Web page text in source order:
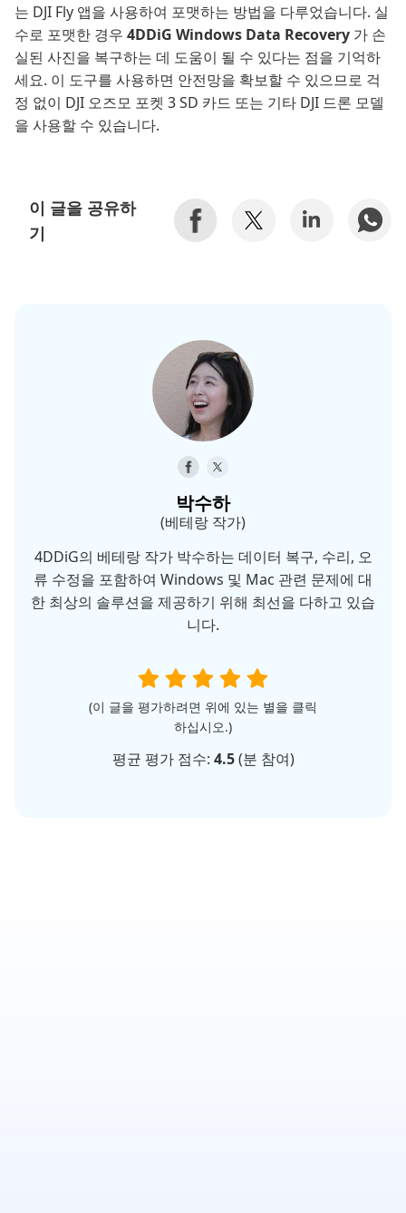
는 DJI Fly 앱을 사용하여 포맷하는 방법을 다루었습니다. 실
수로 포맷한 경우 4DDiG Windows Data Recovery 가 손
실된 사진을 복구하는 데 도움이 될 수 있다는 점을 기억하
세요. 이 도구를 사용하면 안전망을 확보할 수 있으므로 걱
정 없이 DJI 오즈모 포켓 3 SD 카드 또는 기타 DJI 드론 모델
을 사용할 수 있습니다.
이 글을 공유하
기
박수하
(베테랑 작가)
4DDiG의 베테랑 작가 박수하는 데이터 복구, 수리, 오
류 수정을 포함하여 Windows 및 Mac 관련 문제에 대
한 최상의 솔루션을 제공하기 위해 최선을 다하고 있습
니다.
(이 글을 평가하려면 위에 있는 별을 클릭
하십시오.)
평균 평가 점수: 4.5(분 참여)